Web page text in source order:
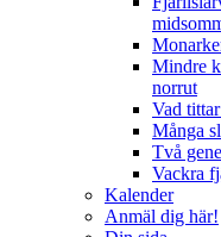
Mindre
norrut
Vad
Många
Två
Vackra
Kalender
Anmäl dig här!